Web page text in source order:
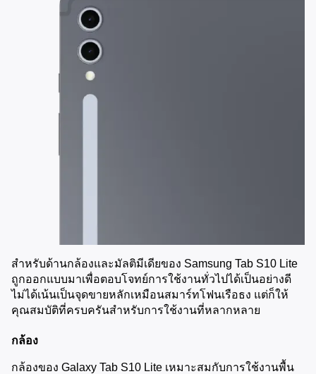
สำหรับด้านกล้องและมัลติมีเดียของ Samsung Tab S10 Lite
ถูกออกแบบมาเพื่อตอบโจทย์การใช้งานทั่วไปได้เป็นอย่างดี
ไม่ได้เน้นเป็นจุดขายหลักเหมือนสมาร์ทโฟนเรือธง แต่ก็ให้
คุณสมบัติที่ครบครันสำหรับการใช้งานที่หลากหลาย
กล้อง
กล้องของ Galaxy Tab S10 Lite เหมาะสมกับการใช้งานพื้น